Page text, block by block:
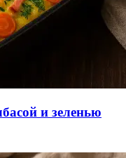
и зеленью